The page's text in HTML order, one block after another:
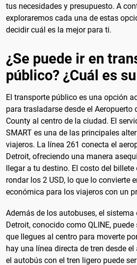
tus necesidades y presupuesto. A
exploraremos cada una de estas
decidir cuál es la mejor para ti.
¿Se puede ir en
público? ¿Cuál es
El transporte público es una opción
para trasladarse desde el Aeropuerto
County al centro de la ciudad. El
SMART es una de las principales
viajeros. La línea 261 conecta el
Detroit, ofreciendo una manera
llegar a tu destino. El costo del
rondar los 2 USD, lo que lo convierte
económica para los viajeros con un
Además de los autobuses, el sistema
Detroit, conocido como QLINE,
que llegues al centro para moverte
hay una línea directa de tren desde
el autobús con el tren ligero puede